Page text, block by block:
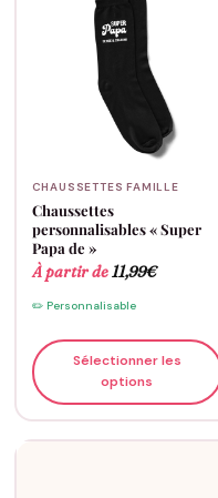
CHAUSSETTES FAMILLE
Chaussettes
personnalisables « Super
Papa de »
À partir de11,99€
✏️ Personnalisable
Sélectionner les
options